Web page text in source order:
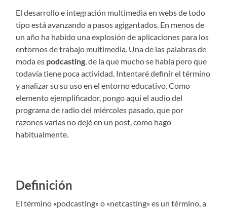
El desarrollo e integración multimedia en webs de todo
tipo está avanzando a pasos agigantados. En menos de
un año ha habido una explosión de aplicaciones para los
entornos de trabajo multimedia. Una de las palabras de
moda es podcasting , de la que mucho se habla pero que
todavía tiene poca actividad. Intentaré definir el término
y analizar su su uso en el entorno educativo. Como
elemento ejemplificador, pongo aquí el audio del
programa de radio del miércoles pasado, que por
razones varias no dejé en un post, como hago
habitualmente.
Definición
El término «podcasting» o «netcasting» es un término, a